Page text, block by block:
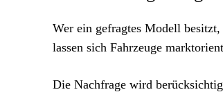
Wer ein gefragtes Modell
lassen sich Fahrzeuge
Die Nachfrage wird